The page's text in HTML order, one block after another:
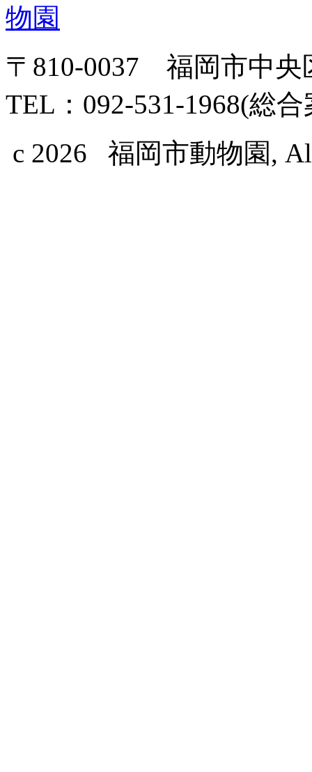
〒810-0037 福岡市中央
TEL：092-531-1968(総
c 2026 福岡市動物園,